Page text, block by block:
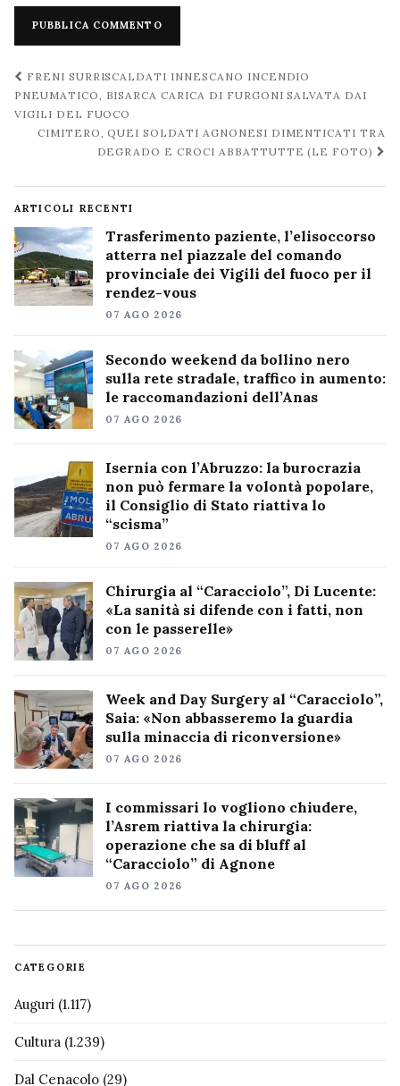
Navigazione
post
FRENI SURRISCALDATI INNESCANO INCENDIO
PNEUMATICO, BISARCA CARICA DI FURGONI SALVATA DAI
VIGILI DEL FUOCO
CIMITERO, QUEI SOLDATI AGNONESI DIMENTICATI TRA
DEGRADO E CROCI ABBATTUTTE (LE FOTO)
ARTICOLI RECENTI
Trasferimento paziente, l’elisoccorso
atterra nel piazzale del comando
provinciale dei Vigili del fuoco per il
rendez-vous
07 AGO 2026
Secondo weekend da bollino nero
sulla rete stradale, traffico in aumento:
le raccomandazioni dell’Anas
07 AGO 2026
Isernia con l’Abruzzo: la burocrazia
non può fermare la volontà popolare,
il Consiglio di Stato riattiva lo
“scisma”
07 AGO 2026
Chirurgia al “Caracciolo”, Di Lucente:
«La sanità si difende con i fatti, non
con le passerelle»
07 AGO 2026
Week and Day Surgery al “Caracciolo”,
Saia: «Non abbasseremo la guardia
sulla minaccia di riconversione»
07 AGO 2026
I commissari lo vogliono chiudere,
l’Asrem riattiva la chirurgia:
operazione che sa di bluff al
“Caracciolo” di Agnone
07 AGO 2026
CATEGORIE
Auguri (1.117)
Cultura (1.239)
Dal Cenacolo (29)